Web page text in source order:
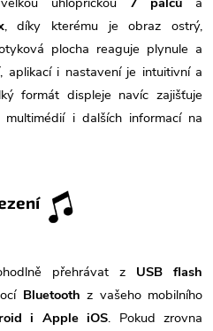
, díky kterému je obraz ostrý,
plocha reaguje plynule a
aplikací i nastavení je intuitivní a
formát displeje navíc zajišťuje
i dalších informací na
přehrávat z
USB flash
Bluetooth z vašeho mobilního
i Apple iOS. Pokud zrovna